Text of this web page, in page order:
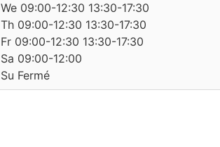
We 09:00-12:30 13:30-17:30
Th 09:00-12:30 13:30-17:30
Fr 09:00-12:30 13:30-17:30
Sa 09:00-12:00
Su Fermé